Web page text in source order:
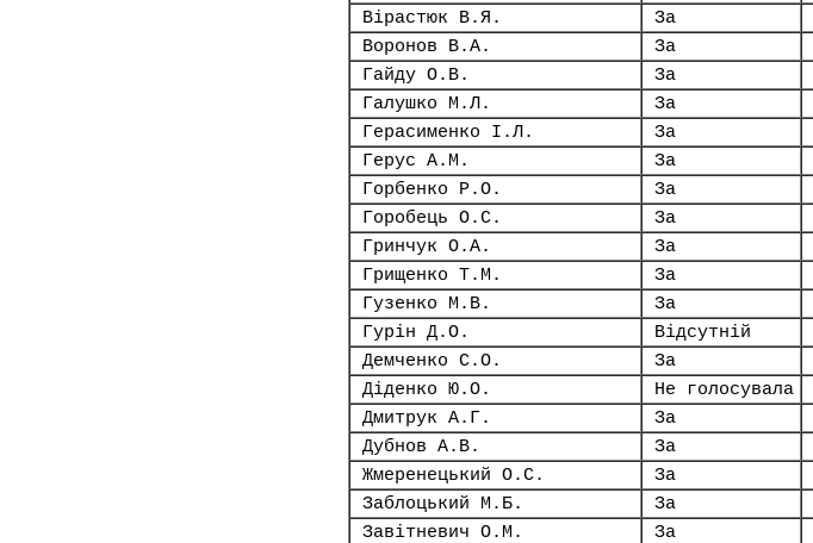
Вірастюк В.Я.
За
Воронов В.А.
За
Гайду О.В.
За
Галушко М.Л.
За
Герасименко І.Л.
За
Герус А.М.
За
Горбенко Р.О.
За
Горобець О.С.
За
Гринчук О.А.
За
Грищенко Т.М.
За
Гузенко М.В.
За
Гурін Д.О.
Відсутній
Демченко С.О.
За
Діденко Ю.О.
Не голосувала
Дмитрук А.Г.
За
Дубнов А.В.
За
Жмеренецький О.С.
За
Заблоцький М.Б.
За
Завітневич О.М.
За